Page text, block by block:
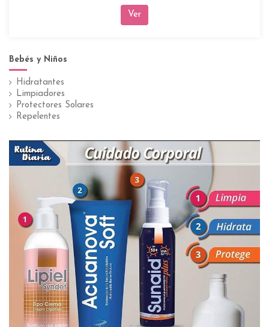
Ver
Bebés y Niños
Hidratantes
Limpiadores
Protectores Solares
Repelentes